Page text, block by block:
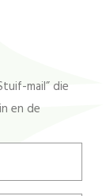
mail” die
en de